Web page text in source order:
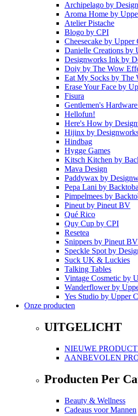
Archipelago by
Aroma Home by
Atelier Pistache
Blogo by CPI
Cheesecake by Upper
Danielle Creations by
Designworks Ink by
Doiy by The Wow
Eat My Socks by The
Erase Your Face by
Fisura
Gentlemen's Hardware
Hellofun!
Here's How by
Hijinx by
Hindbag
Hygge Games
Kitsch Kitchen by
Mava Design
Paddywax by
Pepa Lani by
Pimpelmees by
Pineutby Pineut BV
Qué Rico
Quy Cup by CPI
Resetea
Snippers by Pineut BV
Speckle Spotby
Suck UK & Luckies
Talking Tables
Vintage Cosmetic by
Wanderflowerby
Yes Studio by Upper
Onze producten
UITGELICHT
NIEUWE
AANBEVOLEN
Producten Per
Beauty & Wellness
Cadeaus voor Mannen